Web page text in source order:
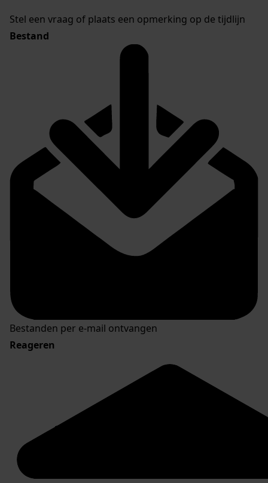
Stel een vraag of plaats een opmerking op de tijdlijn
Bestand
Bestanden per e-mail ontvangen
Reageren